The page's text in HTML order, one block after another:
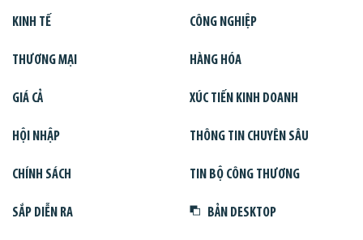
KINH TẾ CÔNG NGHIỆP
THƯƠNG MẠI HÀNG HÓA
GIÁ CẢ XÚC TIẾN KINH DOANH
HỘI NHẬP THÔNG TIN CHUYÊN SÂU
CHÍNH SÁCH TIN BỘ CÔNG THƯƠNG
SẮP DIỄN RA BẢN DESKTOP